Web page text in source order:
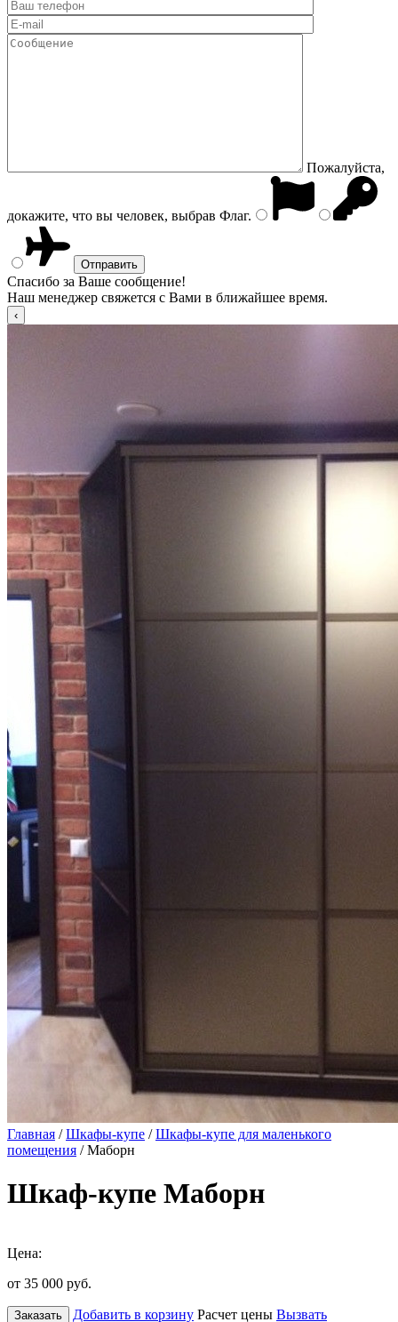
Пожалуйста,
докажите, что вы человек, выбрав Флаг.
Спасибо за Ваше сообщение!
Наш менеджер свяжется с Вами в ближайшее время.
Главная /Шкафы-купе /Шкафы-купе для маленького
помещения / Маборн
Шкаф-купе Маборн
Цена:
от 35 000 руб.
Заказать Добавить в корзину Расчет цены Вызвать